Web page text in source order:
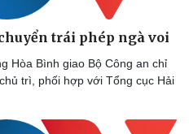
Đời sống
trái phép ngà voi
Hòa Bình giao Bộ Công an chỉ
trì, phối hợp với Tổng cục Hải